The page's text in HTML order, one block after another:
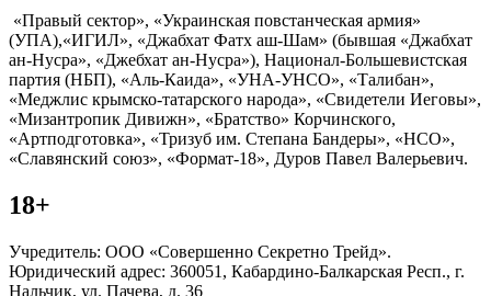
«Правый сектор», «Украинская повстанческая армия»
(УПА),«ИГИЛ», «Джабхат Фатх аш-Шам» (бывшая «Джабхат
ан-Нусра», «Джебхат ан-Нусра»), Национал-Большевистская
партия (НБП), «Аль-Каида», «УНА-УНСО», «Талибан»,
«Меджлис крымско-татарского народа», «Свидетели Иеговы»,
«Мизантропик Дивижн», «Братство» Корчинского,
«Артподготовка», «Тризуб им. Степана Бандеры», «НСО»,
«Славянский союз», «Формат-18», Дуров Павел Валерьевич.
18+
Учредитель: ООО «Совершенно Секретно Трейд».
Юридический адрес: 360051, Кабардино-Балкарская Респ., г.
Нальчик, ул. Пачева, д. 36